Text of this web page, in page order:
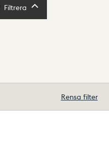
Filtrera
Rensa filter